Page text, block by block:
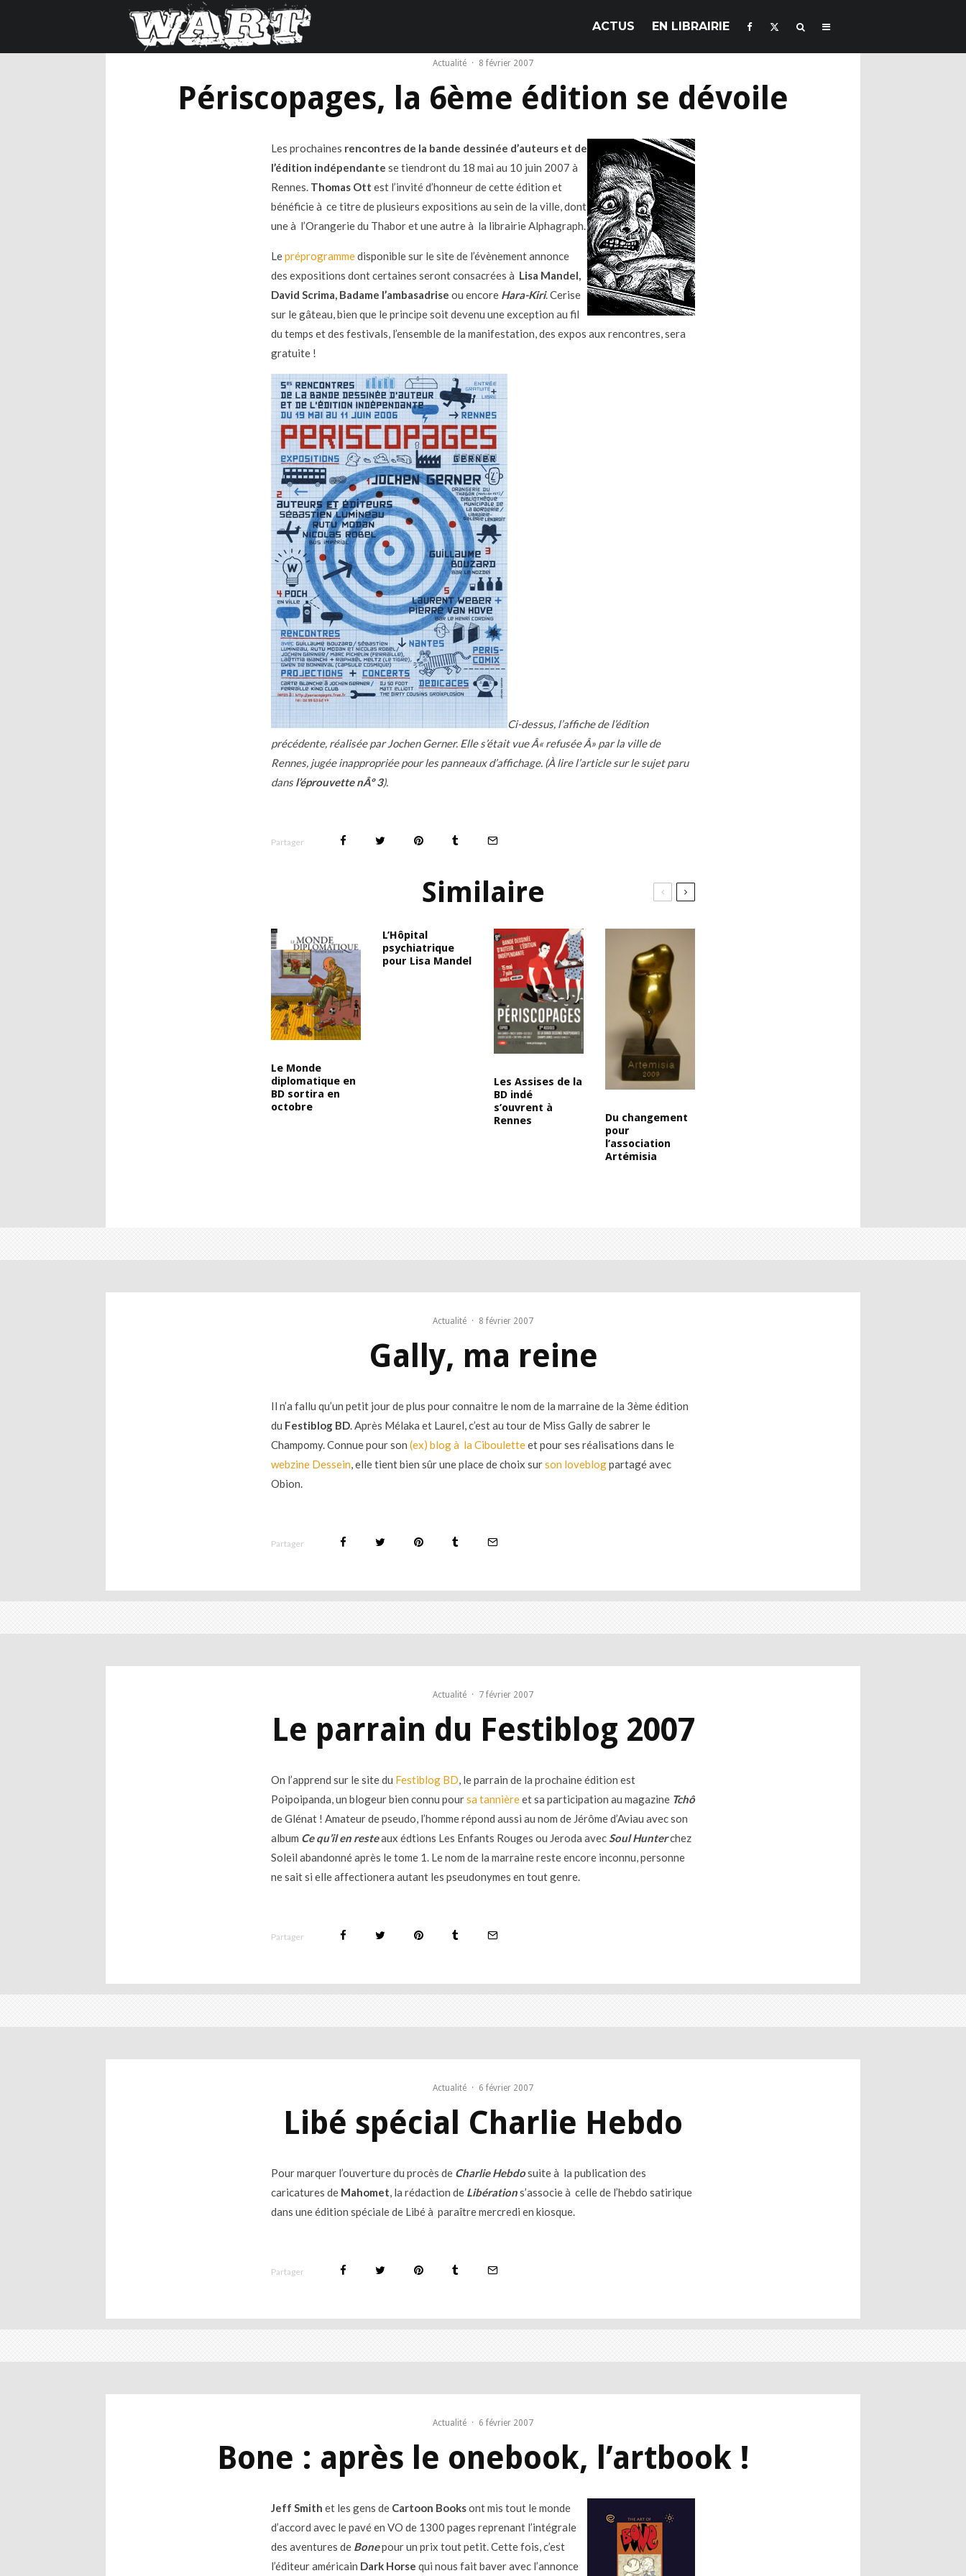
ACTUS EN LIBRAIRIE
Actualité · 8 février 2007
Périscopages, la 6ème édition se dévoile
Les prochaines rencontres de la bande dessinée d’auteurs et de
l’édition indépendante se tiendront du 18 mai au 10 juin 2007 à
Rennes. Thomas Ott est l’invité d’honneur de cette édition et
bénéficie à ce titre de plusieurs expositions au sein de la ville, dont
une à l’Orangerie du Thabor et une autre à la librairie Alphagraph.
Lepréprogrammedisponible sur le site de l’évènement annonce
des expositions dont certaines seront consacrées à Lisa Mandel,
David Scrima, Badame l’ambasadrise ou encore Hara-Kiri. Cerise
sur le gâteau, bien que le principe soit devenu une exception au fil
du temps et des festivals, l’ensemble de la manifestation, des expos aux rencontres, sera
gratuite !
Ci-dessus, l’affiche de l’édition
précédente, réalisée par Jochen Gerner. Elle s’était vue Â« refusée Â» par la ville de
Rennes, jugée inappropriée pour les panneaux d’affichage. (À lire l’article sur le sujet paru
dansl’éprouvette nÂº 3).
Partager
Similaire
Le Monde
diplomatique en
BD sortira en
octobre
L’Hôpital
psychiatrique
pour Lisa Mandel
Les Assises de la
BD indé
s’ouvrent à
Rennes
Du changement
pour
l’association
Artémisia
Actualité · 8 février 2007
Gally, ma reine
Il n’a fallu qu’un petit jour de plus pour connaitre le nom de la marraine de la 3ème édition
du Festiblog BD . Après Mélaka et Laurel, c’est au tour de Miss Gally de sabrer le
Champomy. Connue pour son (ex) blog à la Cibouletteet pour ses réalisations dans le
webzine Dessein , elle tient bien sûr une place de choix surson loveblogpartagé avec
Obion.
Partager
Actualité · 7 février 2007
Le parrain du Festiblog 2007
On l’apprend sur le site du Festiblog BD , le parrain de la prochaine édition est
Poipoipanda, un blogeur bien connu poursa tannièreet sa participation au magazine Tchô
de Glénat ! Amateur de pseudo, l’homme répond aussi au nom de Jérôme d’Aviau avec son
album Ce qu’il en resteaux édtions Les Enfants Rouges ou Jeroda avec Soul Hunterchez
Soleil abandonné après le tome 1. Le nom de la marraine reste encore inconnu, personne
ne sait si elle affectionera autant les pseudonymes en tout genre.
Partager
Actualité · 6 février 2007
Libé spécial Charlie Hebdo
Pour marquer l’ouverture du procès de Charlie Hebdosuite à la publication des
caricatures de Mahomet , la rédaction de Libérations’associe à celle de l’hebdo satirique
dans une édition spéciale de Libé à paraître mercredi en kiosque.
Partager
Actualité · 6 février 2007
Bone : après le onebook, l’artbook !
Jeff Smith et les gens de Cartoon Booksont mis tout le monde
d’accord avec le pavé en VO de 1300 pages reprenant l’intégrale
des aventures de Bonepour un prix tout petit. Cette fois, c’est
l’éditeur américain Dark Horse qui nous fait baver avec l’annonce